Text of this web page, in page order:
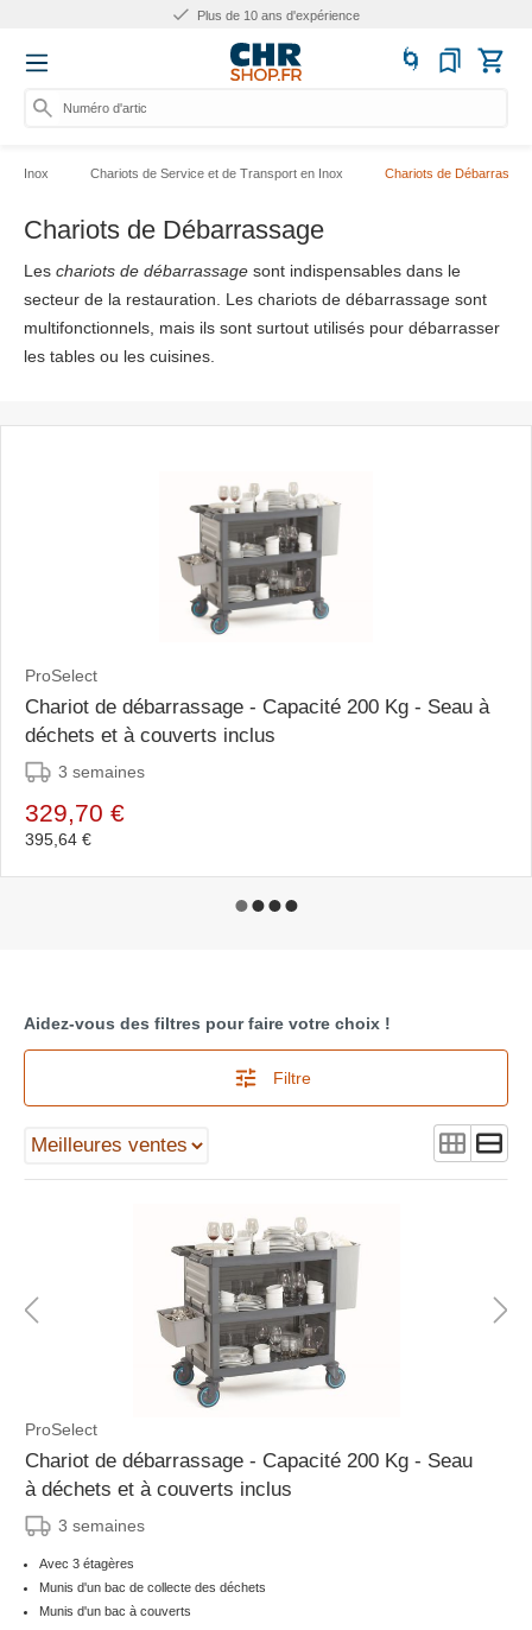
Plus de 10 ans d'expérience
Numéro d'article, cat
Inox Chariots de Service et de Transport en Inox Chariots de
Chariots de Débarrassage
Les chariots de débarrassage sont indispensables dans le
secteur de la restauration. Les chariots de débarrassage sont
multifonctionnels, mais ils sont surtout utilisés pour débarrasser
les tables ou les cuisines.
ProSelect
Chariot de débarrassage - Capacité 200 Kg - Seau à
déchets et à couverts inclus
3 semaines
329,70 €
395,64 €
Aidez-vous des filtres pour faire votre choix !
Filtre
ProSelect
Chariot de débarrassage - Capacité 200 Kg - Seau
à déchets et à couverts inclus
3 semaines
Avec 3 étagères
Munis d'un bac de collecte des déchets
Munis d'un bac à couverts